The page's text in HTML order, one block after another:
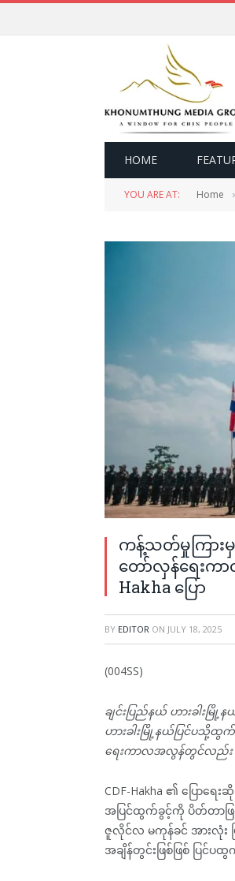
HOME
YOU ARE AT: Home
ကန့်သတ်မှုကြားမှ
တော်လှန်ရေးက
Hakha ပြော
BY EDITOR ON JULY 18, 2025
(004SS)
ချင်းပြည်နယ် ဟားခါးမ
ဟားခါးမြို့နယ်ပြင်ပသို့ထွ
ရေးကာလအလွန်တွင်လည်း ဟ
CDF-Hakha ၏ ပြောရ
အပြင်ထွက်ခွင့်ကို ပိတ်တာဖ
ဇူလိုင်လ မကုန်ခင် အားလုံး
အချိန်တွင်းဖြစ်ဖြစ် ပြင်ပ